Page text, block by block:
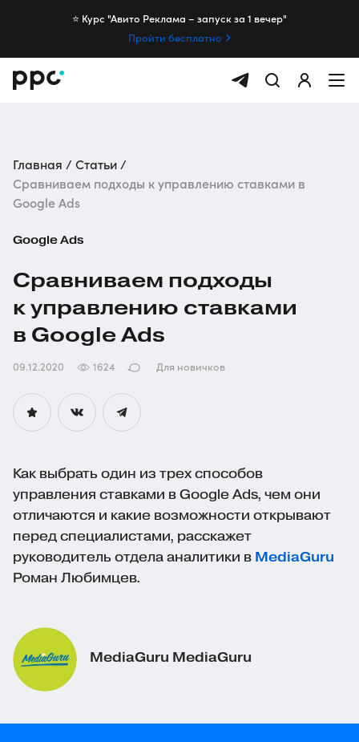
⭐️ Курс "Авито Реклама – запуск за 1 вечер"
Пройти бесплатно
Главная
Статьи
Сравниваем подходы к управлению ставками в
Google Ads
Google Ads
Сравниваем подходы
к управлению ставками
в Google Ads
09.12.2020 1624 Для новичков
Как выбрать один из трех способов
управления ставками в Google Ads, чем они
отличаются и какие возможности открывают
перед специалистами, расскажет
руководитель отдела аналитики в MediaGuru
Роман Любимцев.
MediaGuru MediaGuru